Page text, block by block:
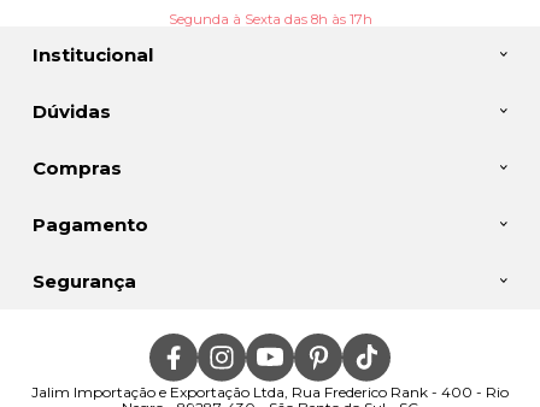
Institucional
Dúvidas
Compras
Segunda à Sexta das 8h às 17h
Pagamento
Segurança
Jalim Importação e Exportação Ltda, Rua Frederico Rank - 400 - Rio